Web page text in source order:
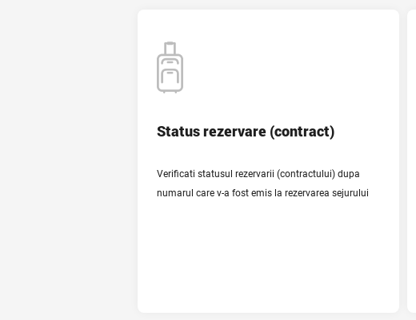
Status rezervare (contract)
Verificati statusul rezervarii (contractului) dupa
numarul care v-a fost emis la rezervarea sejurului
VERIFICA STATUS REZERVARE